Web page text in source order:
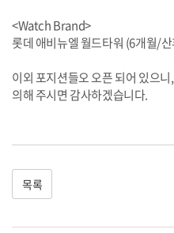
<Watch Brand>
롯데 애비뉴엘 월드타워 (6개월/
이외 포지션들오 오픈 되어 있으
의해 주시면 감사하겠습니다.
목록